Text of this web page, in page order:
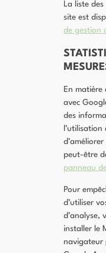
La liste
site est
de gestion
En matière
avec
des
peut-être
panneau
Pour
d’utiliser
d’analyse,
installer le
navigateur